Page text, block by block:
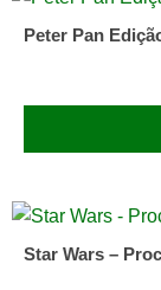
Peter Pan
Star Wars –